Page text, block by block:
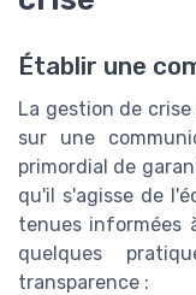
Établir une
La gestion de
sur une
primordial de
qu'il s'agisse de
tenues informées
quelques
transparence :